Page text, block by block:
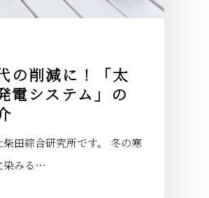
の削減に！「太
電システム」の
柴田綜合研究所です。 冬の寒
染みる…